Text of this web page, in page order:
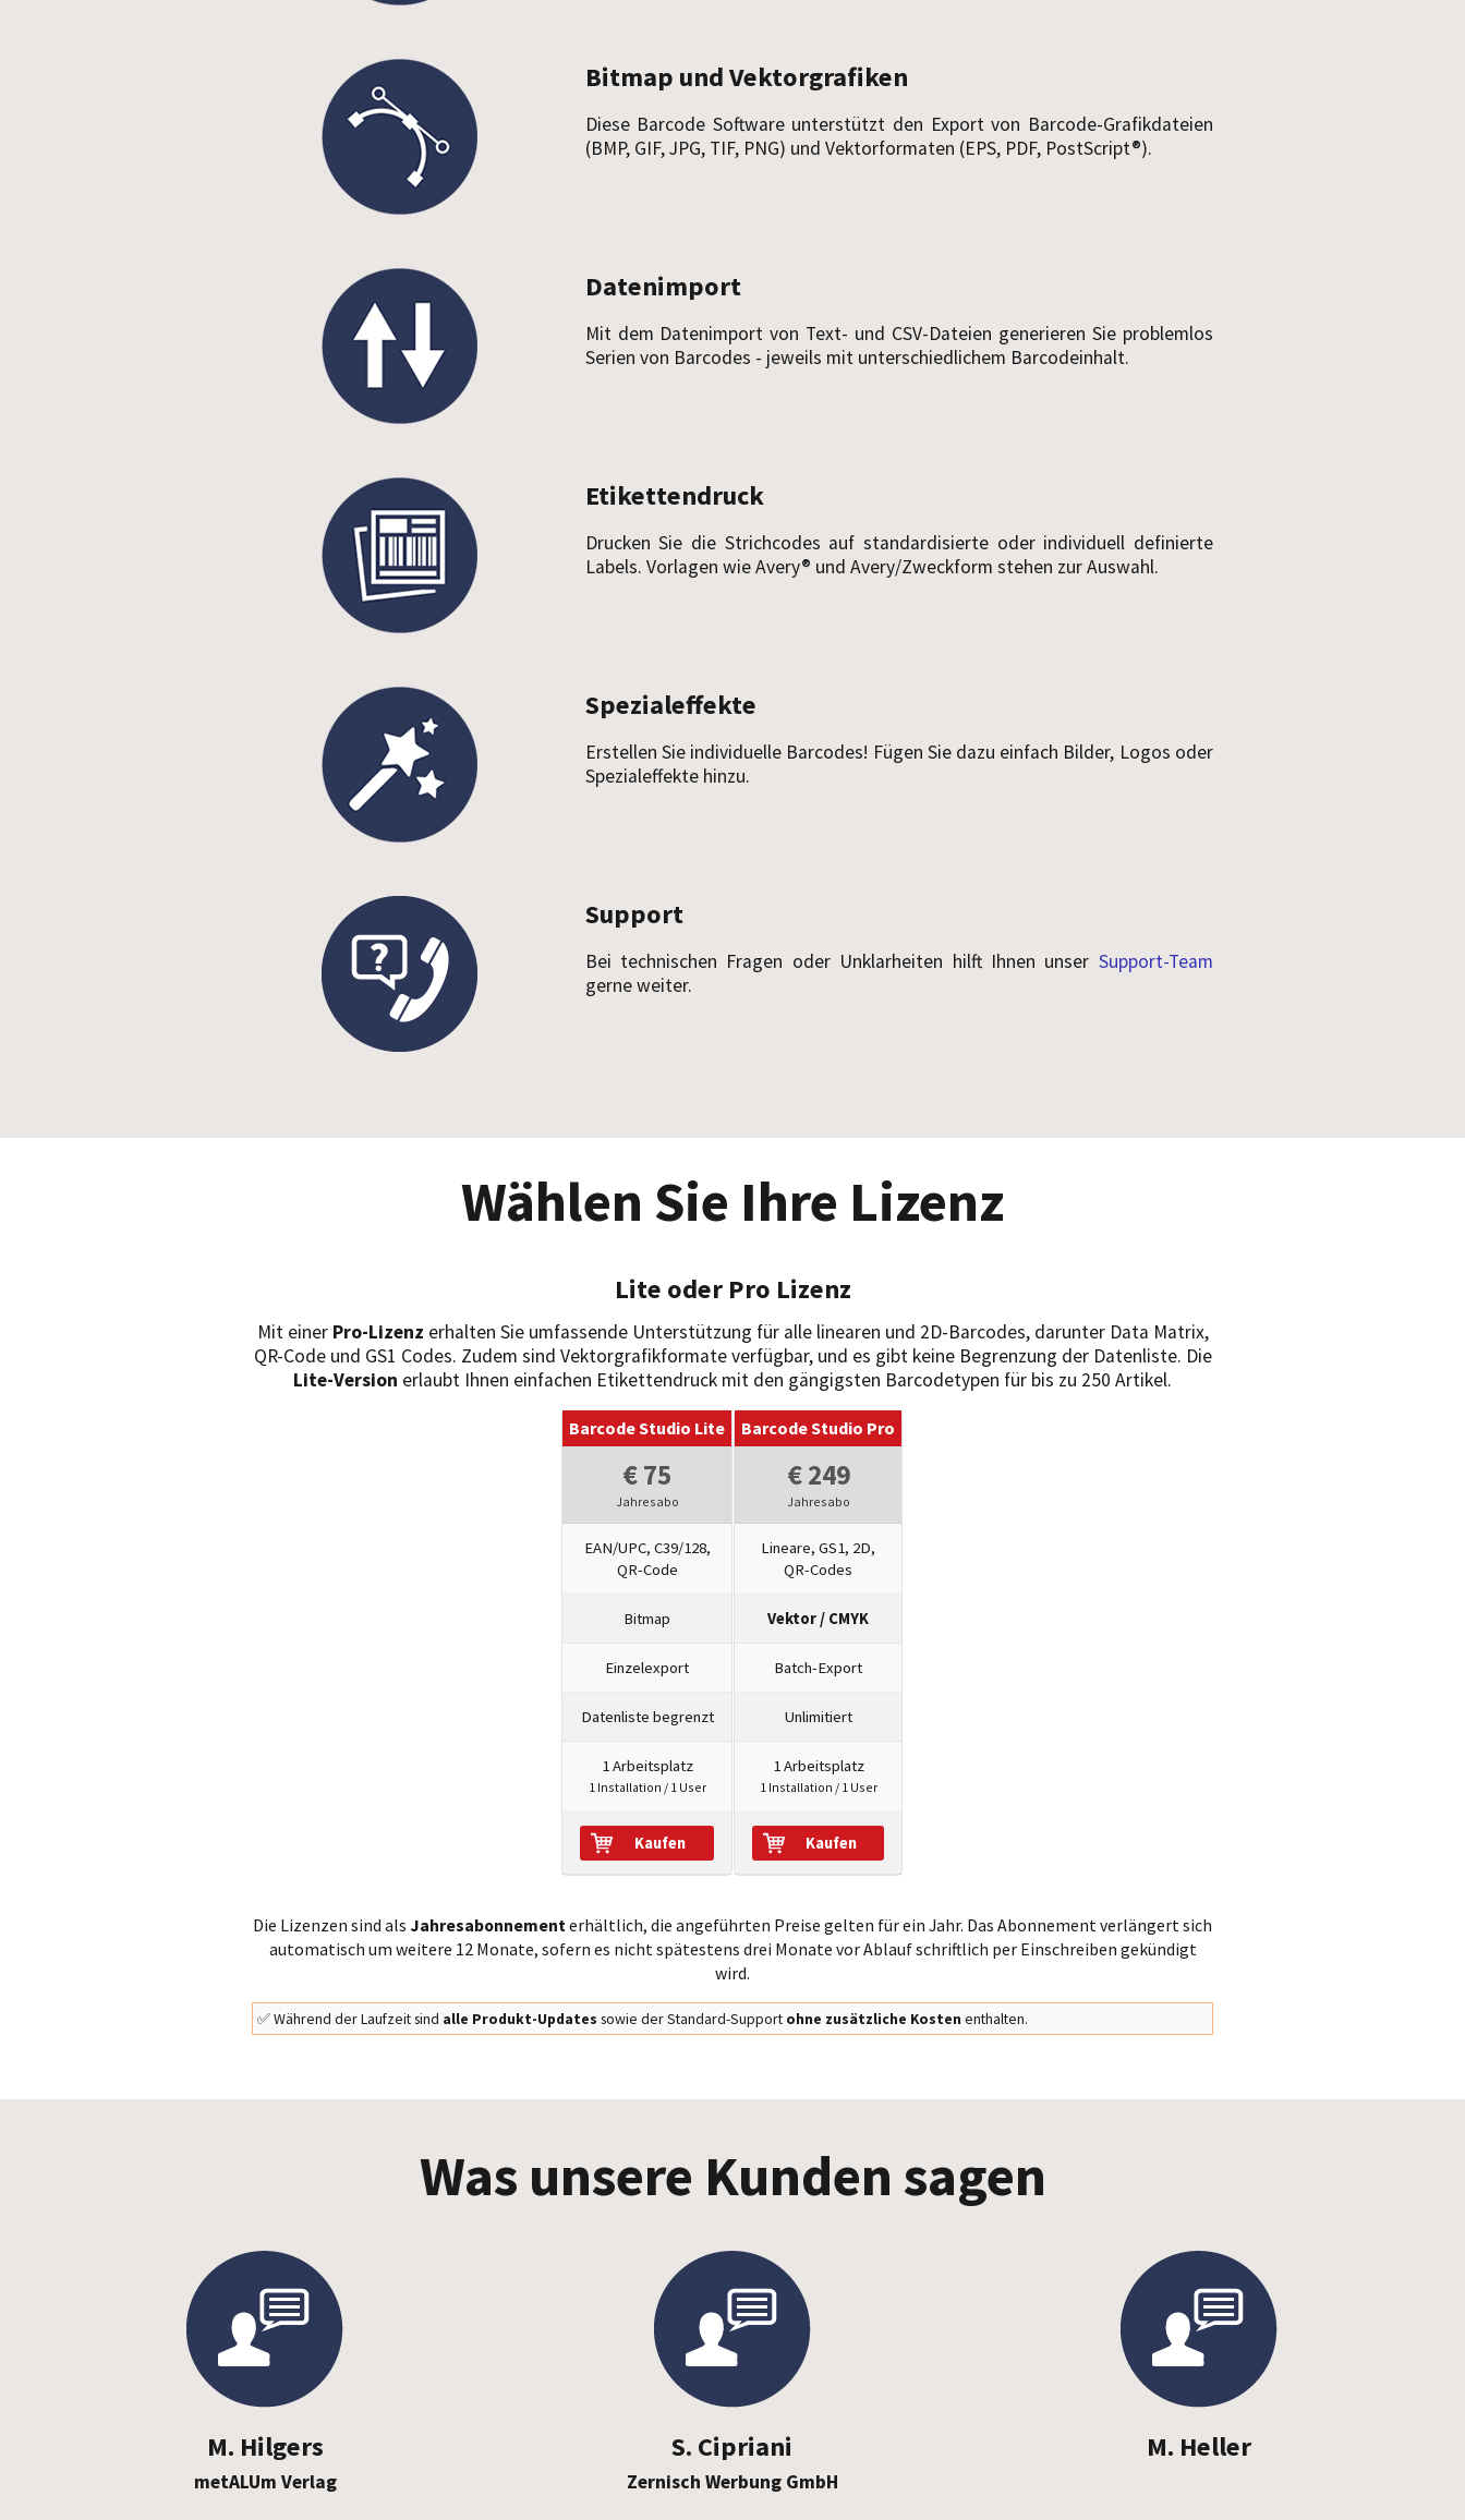
Bitmap und Vektor­grafiken
Diese Barcode Software unterstützt den Export von Barcode-Grafikdateien
(BMP, GIF, JPG, TIF, PNG) und Vektorformaten (EPS, PDF, PostScript®).
Datenimport
Mit dem Datenimport von Text- und CSV-Dateien generieren Sie problemlos
Serien von Barcodes - jeweils mit unterschiedlichem Barcodeinhalt.
Etikettendruck
Drucken Sie die Strichcodes auf standardisierte oder individuell definierte
Labels. Vorlagen wie Avery® und Avery/Zweckform stehen zur Auswahl.
Spezialeffekte
Erstellen Sie individuelle Barcodes! Fügen Sie dazu einfach Bilder, Logos oder
Spezialeffekte hinzu.
Support
Bei technischen Fragen oder Unklarheiten hilft Ihnen unser Support-Team
gerne weiter.
Wählen Sie Ihre Lizenz
Lite oder Pro Lizenz
Mit einer Pro-Lizenz erhalten Sie umfassende Unterstützung für alle linearen und 2D-Barcodes, darunter Data Matrix,
QR-Code und GS1 Codes. Zudem sind Vektorgrafikformate verfügbar, und es gibt keine Begrenzung der Datenliste. Die
Lite-Version erlaubt Ihnen einfachen Etikettendruck mit den gängigsten Barcodetypen für bis zu 250 Artikel.
Barcode Studio Lite
€ 75
Jahresabo
EAN/UPC, C39/128,
QR-Code
Bitmap
Einzelexport
Datenliste begrenzt
1 Arbeitsplatz
1 Installation / 1 User
Kaufen
Barcode Studio Pro
€ 249
Jahresabo
Lineare, GS1, 2D,
QR-Codes
Vektor / CMYK
Batch-Export
Unlimitiert
1 Arbeitsplatz
1 Installation / 1 User
Kaufen
Die Lizenzen sind als Jahresabonnement erhältlich, die angeführten Preise gelten für ein Jahr. Das Abonnement verlängert sich
automatisch um weitere 12 Monate, sofern es nicht spätestens drei Monate vor Ablauf schriftlich per Einschreiben gekündigt
wird.
✅ Während der Laufzeit sind alle Produkt-Updates sowie der Standard-Support ohne zusätzliche Kosten enthalten.
Was unsere Kunden sagen
M. Hilgers
metALUm Verlag
S. Cipriani
Zernisch Werbung GmbH
M. Heller